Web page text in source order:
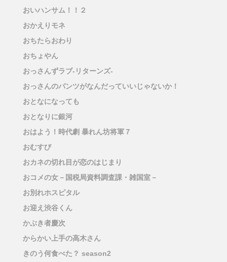
おいハンサム！！２
おかえりモネ
おちたらおわり
おちょやん
おっさんずラブ-リターンズ-
おっさんのパンツがなんだっていいじゃないか！
おとなになっても
おとなりに銀河
おはよう！時代劇 暴れん坊将軍７
おむすび
おカネの切れ目が恋のはじまり
おコメの女－国税局資料調査課・雑国室－
お別れホスピタル
お迎え渋谷くん
かぶき者慶次
からかい上手の高木さん
きのう何食べた？ season2